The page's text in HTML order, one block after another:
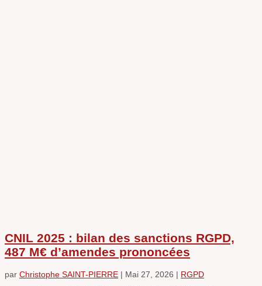
CNIL 2025 : bilan des sanctions RGPD,
487 M€ d’amendes prononcées
par Christophe SAINT-PIERRE | Mai 27, 2026 | RGPD